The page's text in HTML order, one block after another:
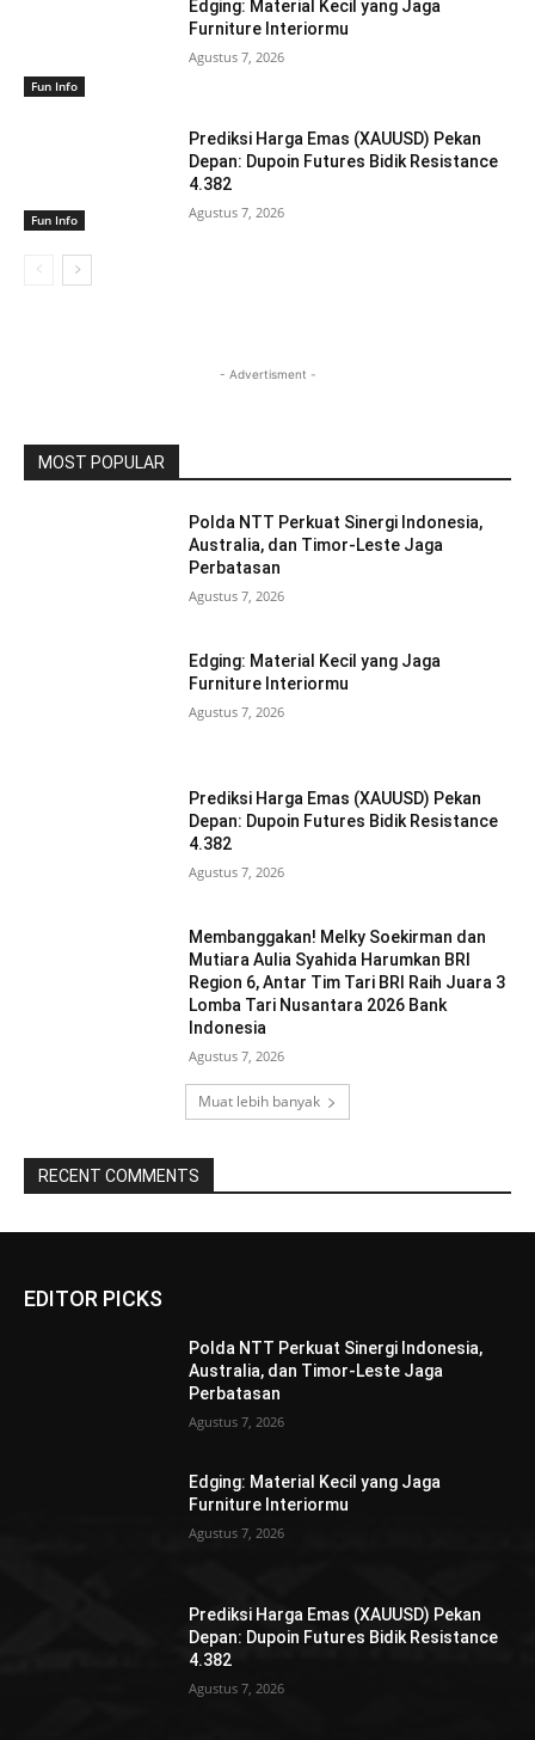
Fun Info
Edging: Material Kecil yang Jaga
Furniture Interiormu
Agustus 7, 2026
Fun Info
Prediksi Harga Emas (XAUUSD) Pekan
Depan: Dupoin Futures Bidik Resistance
4.382
Agustus 7, 2026
- Advertisment -
MOST POPULAR
Polda NTT Perkuat Sinergi Indonesia,
Australia, dan Timor-Leste Jaga
Perbatasan
Agustus 7, 2026
Edging: Material Kecil yang Jaga
Furniture Interiormu
Agustus 7, 2026
Prediksi Harga Emas (XAUUSD) Pekan
Depan: Dupoin Futures Bidik Resistance
4.382
Agustus 7, 2026
Membanggakan! Melky Soekirman dan
Mutiara Aulia Syahida Harumkan BRI
Region 6, Antar Tim Tari BRI Raih Juara 3
Lomba Tari Nusantara 2026 Bank
Indonesia
Agustus 7, 2026
Muat lebih banyak
RECENT COMMENTS
EDITOR PICKS
Polda NTT Perkuat Sinergi Indonesia,
Australia, dan Timor-Leste Jaga
Perbatasan
Agustus 7, 2026
Edging: Material Kecil yang Jaga
Furniture Interiormu
Agustus 7, 2026
Prediksi Harga Emas (XAUUSD) Pekan
Depan: Dupoin Futures Bidik Resistance
4.382
Agustus 7, 2026